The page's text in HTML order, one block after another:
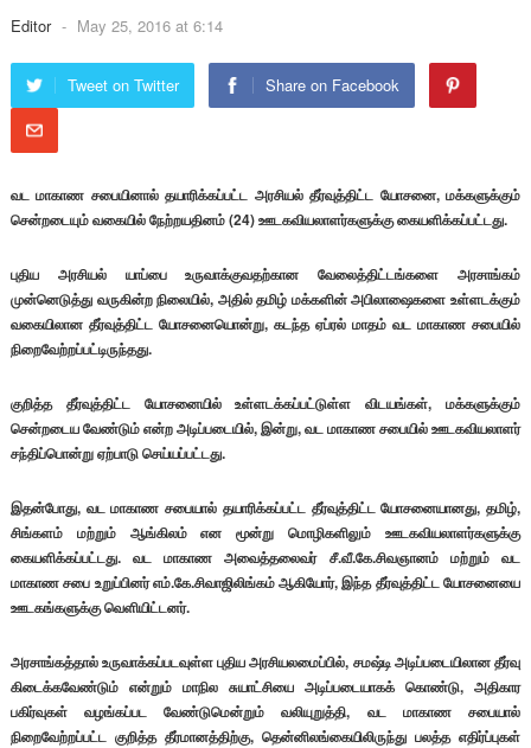
Editor - May 25, 2016 at 6:14
Tweet on Twitter Share on Facebook
வட மாகாண சபையினால் தயாரிக்கப்பட்ட அரசியல் தீர்வுத்திட்ட யோசனை, மக்களுக்கும்
சென்றடையும் வகையில் நேற்றயதினம் (24) ஊடகவியலாளர்களுக்கு கையளிக்கப்பட்டது.
புதிய அரசியல் யாப்பை உருவாக்குவதற்கான வேலைத்திட்டங்களை அரசாங்கம்
முன்னெடுத்து வருகின்ற நிலையில், அதில் தமிழ் மக்களின் அபிலாஷைகளை உள்ளடக்கும்
வகையிலான தீர்வுத்திட்ட யோசனையொன்று, கடந்த ஏப்ரல் மாதம் வட மாகாண சபையில்
நிறைவேற்றப்பட்டிருந்தது.
குறித்த தீர்வுத்திட்ட யோசனையில் உள்ளடக்கப்பட்டுள்ள விடயங்கள், மக்களுக்கும்
சென்றடைய வேண்டும் என்ற அடிப்படையில், இன்று, வட மாகாண சபையில் ஊடகவியலாளர்
சந்திப்பொன்று ஏற்பாடு செய்யப்பட்டது.
இதன்போது, வட மாகாண சபையால் தயாரிக்கப்பட்ட தீர்வுத்திட்ட யோசனையானது, தமிழ்,
சிங்களம் மற்றும் ஆங்கிலம் என மூன்று மொழிகளிலும் ஊடகவியலாளர்களுக்கு
கையளிக்கப்பட்டது. வட மாகாண அவைத்தலைவர் சீ.வீ.கே.சிவஞானம் மற்றும் வட
மாகாண சபை உறுப்பினர் எம்.கே.சிவாஜிலிங்கம் ஆகியோர், இந்த தீர்வுத்திட்ட யோசனையை
ஊடகங்களுக்கு வெளியிட்டனர்.
அரசாங்கத்தால் உருவாக்கப்படவுள்ள புதிய அரசியலமைப்பில், சமஷ்டி அடிப்படையிலான தீர்வு
கிடைக்கவேண்டும் என்றும் மாநில சுயாட்சியை அடிப்படையாகக் கொண்டு, அதிகார
பகிர்வுகள் வழங்கப்பட வேண்டுமென்றும் வலியுறுத்தி, வட மாகாண சபையால்
நிறைவேற்றப்பட்ட குறித்த தீர்மானத்திற்கு, தென்னிலங்கையிலிருந்து பலத்த எதிர்ப்புகள்